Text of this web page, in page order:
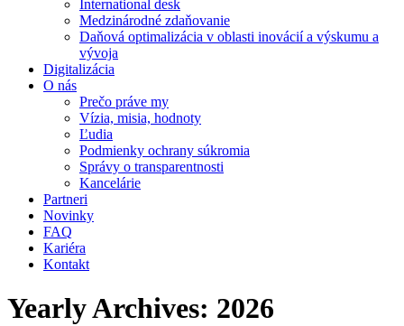
International desk
Medzinárodné zdaňovanie
Daňová optimalizácia v oblasti inovácií a výskumu a
vývoja
Digitalizácia
O nás
Prečo práve my
Vízia, misia, hodnoty
Ľudia
Podmienky ochrany súkromia
Správy o transparentnosti
Kancelárie
Partneri
Novinky
FAQ
Kariéra
Kontakt
Yearly Archives: 2026